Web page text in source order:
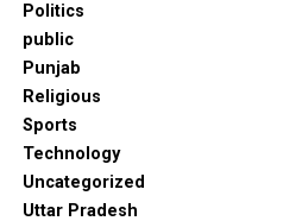
Politics
public
Punjab
Religious
Sports
Technology
Uncategorized
Uttar Pradesh